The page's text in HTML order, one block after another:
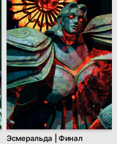
Эсмеральда | Финал